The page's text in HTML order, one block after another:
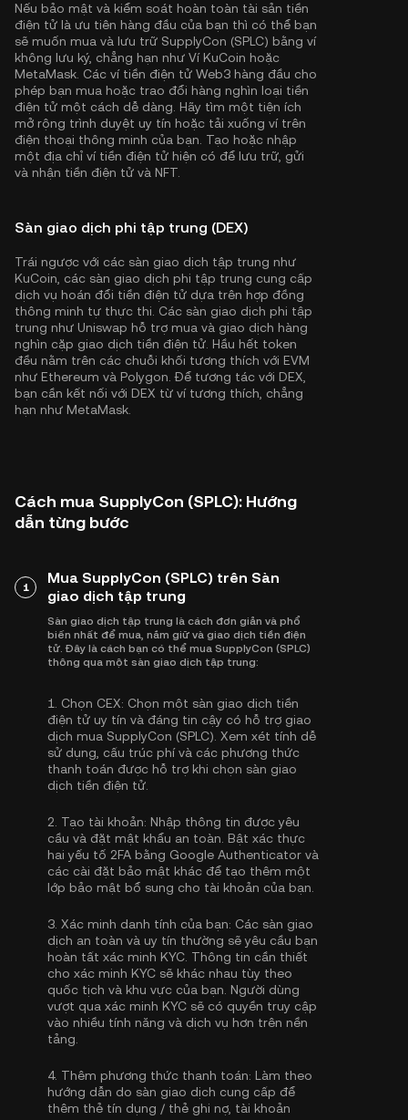
Nếu bảo mật và kiểm soát hoàn toàn tài sản tiền
điện tử là ưu tiên hàng đầu của bạn thì có thể bạn
sẽ muốn mua và lưu trữ SupplyCon (SPLC) bằng ví
không lưu ký, chẳng hạn như Ví KuCoin hoặc
MetaMask. Các ví tiền điện tử Web3 hàng đầu cho
phép bạn mua hoặc trao đổi hàng nghìn loại tiền
điện tử một cách dễ dàng. Hãy tìm một tiện ích
mở rộng trình duyệt uy tín hoặc tải xuống ví trên
điện thoại thông minh của bạn. Tạo hoặc nhập
một địa chỉ ví tiền điện tử hiện có để lưu trữ, gửi
và nhận tiền điện tử và NFT.
Sàn giao dịch phi tập trung (DEX)
Trái ngược với các sàn giao dịch tập trung như
KuCoin, các sàn giao dịch phi tập trung cung cấp
dịch vụ hoán đổi tiền điện tử dựa trên hợp đồng
thông minh tự thực thi. Các sàn giao dịch phi tập
trung như Uniswap hỗ trợ mua và giao dịch hàng
nghìn cặp giao dịch tiền điện tử. Hầu hết token
đều nằm trên các chuỗi khối tương thích với EVM
như Ethereum và Polygon . Để tương tác với DEX,
bạn cần kết nối với DEX từ ví tương thích, chẳng
hạn như MetaMask.
Cách mua SupplyCon (SPLC): Hướng
dẫn từng bước
1
Mua SupplyCon (SPLC) trên Sàn
giao dịch tập trung
Sàn giao dịch tập trung là cách đơn giản và phổ
biến nhất để mua, nắm giữ và giao dịch tiền điện
tử. Đây là cách bạn có thể mua SupplyCon (SPLC)
thông qua một sàn giao dịch tập trung:
1. Chọn CEX: Chọn một sàn giao dịch tiền
điện tử uy tín và đáng tin cậy có hỗ trợ giao
dịch mua SupplyCon (SPLC). Xem xét tính dễ
sử dụng, cấu trúc phí và các phương thức
thanh toán được hỗ trợ khi chọn sàn giao
dịch tiền điện tử.
2. Tạo tài khoản: Nhập thông tin được yêu
cầu và đặt mật khẩu an toàn. Bật xác thực
hai yếu tố 2FA bằng Google Authenticator và
các cài đặt bảo mật khác để tạo thêm một
lớp bảo mật bổ sung cho tài khoản của bạn.
3. Xác minh danh tính của bạn: Các sàn giao
dịch an toàn và uy tín thường sẽ yêu cầu bạn
hoàn tất xác minh KYC . Thông tin cần thiết
cho xác minh KYC sẽ khác nhau tùy theo
quốc tịch và khu vực của bạn. Người dùng
vượt qua xác minh KYC sẽ có quyền truy cập
vào nhiều tính năng và dịch vụ hơn trên nền
tảng.
4. Thêm phương thức thanh toán: Làm theo
hướng dẫn do sàn giao dịch cung cấp để
thêm thẻ tín dụng / thẻ ghi nợ, tài khoản